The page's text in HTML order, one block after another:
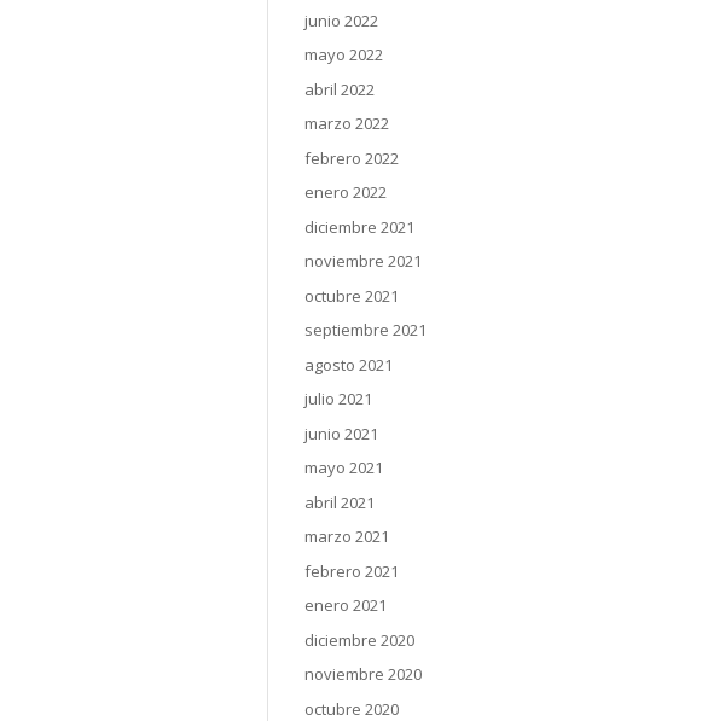
junio 2022
mayo 2022
abril 2022
marzo 2022
febrero 2022
enero 2022
diciembre 2021
noviembre 2021
octubre 2021
septiembre 2021
agosto 2021
julio 2021
junio 2021
mayo 2021
abril 2021
marzo 2021
febrero 2021
enero 2021
diciembre 2020
noviembre 2020
octubre 2020